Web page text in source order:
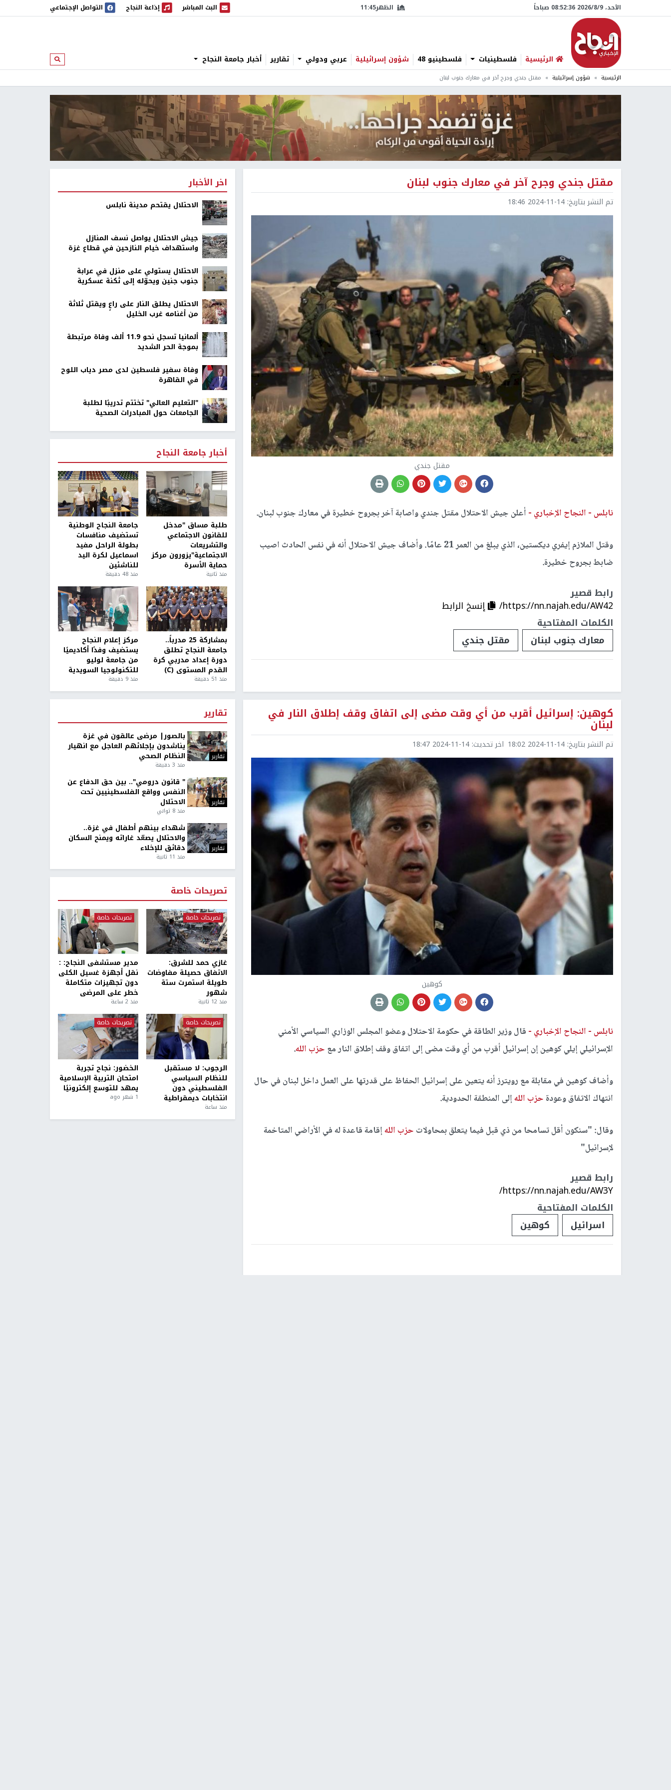
الأحد، 9/‏8/‏2026 08:52:37 صباحاً الظهر11:45 البث المباشر
البث المباشر إذاعة النجاح
إذاعة النجاح التواصل الإجتماعي
الرئيسية فلسطينيات فلسطينيو 48 شؤون إسرائيلية عربي ودولي تقارير أخبار جامعة النجاح ابحث
الرئيسية شؤون إسرائيلية مقتل جندي وجرح آخر في معارك جنوب لبنان
مقتل جندي وجرح آخر في معارك جنوب لبنان
تم النشر بتاريخ: 2024-11-14 18:46
مقتل جندي
نابلس - النجاح الإخباري - أعلن جيش الاحتلال مقتل جندي واصابة آخر بجروح خطيرة في معارك جنوب لبنان.
وقتل الملازم إيفري ديكستين، الذي يبلغ من العمر 21 عامًا. وأضاف جيش الاحتلال أنه في نفس الحادث اصيب
ضابط بجروح خطيرة.
رابط قصير
https://nn.najah.edu/AW42/
إنسخ الرابط
الكلمات المفتاحية
معارك جنوب لبنان
مقتل جندي
كوهين: إسرائيل أقرب من أي وقت مضى إلى اتفاق وقف إطلاق النار في
لبنان
تم النشر بتاريخ: 2024-11-14 18:02 اخر تحديث: 2024-11-14 18:47
كوهين
نابلس - النجاح الإخباري - قال وزير الطاقة في حكومة الاحتلال وعضو المجلس الوزاري السياسي الأمني
الإسرائيلي إيلي كوهين إن إسرائيل أقرب من أي وقت مضى إلى اتفاق وقف إطلاق النار مع حزب الله.
وأضاف كوهين في مقابلة مع رويترز أنه يتعين على إسرائيل الحفاظ على قدرتها على العمل داخل لبنان في حال
انتهاك الاتفاق وعودة حزب اللهإلى المنطقة الحدودية.
وقال: "سنكون أقل تسامحا من ذي قبل فيما يتعلق بمحاولات حزب اللهإقامة قاعدة له في الأراضي المتاخمة
لإسرائيل"
رابط قصير
https://nn.najah.edu/AW3Y/
الكلمات المفتاحية
اسرائيل
كوهين
اخر الأخبار
الاحتلال يقتحم مدينة نابلس
جيش الاحتلال يواصل نسف المنازل
واستهداف خيام النازحين في قطاع غزة
الاحتلال يستولي على منزل في عرابة
جنوب جنين ويحوّله إلى ثكنة عسكرية
الاحتلال يطلق النار على راعٍ ويقتل ثلاثة
من أغنامه غرب الخليل
ألمانيا تسجل نحو 11.9 ألف وفاة مرتبطة
بموجة الحر الشديد
وفاة سفير فلسطين لدى مصر دياب اللوح
في القاهرة
"التعليم العالي" تختتم تدريبًا لطلبة
الجامعات حول المبادرات الصحية
أخبار جامعة النجاح
طلبة مساق "مدخل
للقانون الاجتماعي
والتشريعات
الاجتماعية"يزورون مركز
حماية الأسرة
منذ ثانية
جامعة النجاح الوطنية
تستضيف منافسات
بطولة الراحل مفيد
اسماعيل لكرة اليد
للناشئين
منذ 48 دقيقة
بمشاركة 25 مدرباً..
جامعة النجاح تطلق
دورة إعداد مدربي كرة
القدم المستوى (C)
منذ 51 دقيقة
مركز إعلام النجاح
يستضيف وفدًا أكاديميًا
من جامعة لوليو
للتكنولوجيا السويدية
منذ 9 دقيقة
تقارير
تقارير
بالصور| مرضى عالقون في غزة
يناشدون بإجلائهم العاجل مع انهيار
النظام الصحي
منذ 3 دقيقة
تقارير
" قانون درومي".. بين حق الدفاع عن
النفس وواقع الفلسطينيين تحت
الاحتلال
منذ 8 ثواني
تقارير
شهداء بينهم أطفال في غزة..
والاحتلال يصعّد غاراته ويمنح السكان
دقائق للإخلاء
منذ 11 ثانية
تصريحات خاصة
تصريحات خاصة
غازي حمد للشرق:
الاتفاق حصيلة مفاوضات
طويلة استمرت ستة
شهور
منذ 12 ثانية
تصريحات خاصة
مدير مستشفى النجاح: :
نقل أجهزة غسيل الكلى
دون تجهيزات متكاملة
خطر على المرضى
منذ 2 ساعة
تصريحات خاصة
الرجوب: لا مستقبل
للنظام السياسي
الفلسطيني دون
انتخابات ديمقراطية
منذ ساعة
تصريحات خاصة
الخضور: نجاح تجربة
امتحان التربية الإسلامية
يمهد للتوسع إلكترونيًا
1 شهر ago